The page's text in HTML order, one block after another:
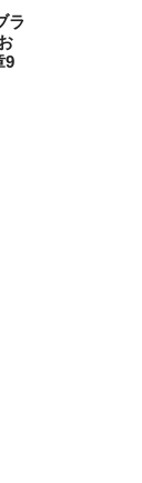
ラ
9